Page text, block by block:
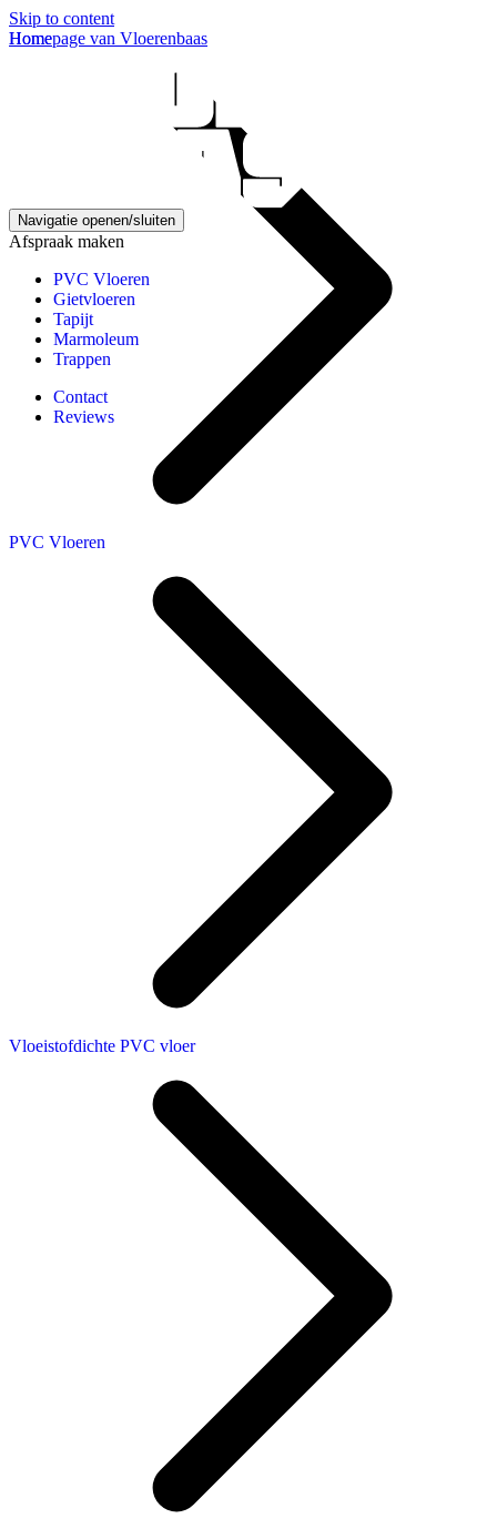
Skip to content
Homepage van Vloerenbaas
Navigatie openen/sluiten
Afspraak maken
PVC Vloeren
Gietvloeren
Tapijt
Marmoleum
Trappen
Contact
Reviews
Home
PVC Vloeren
Vloeistofdichte PVC vloer